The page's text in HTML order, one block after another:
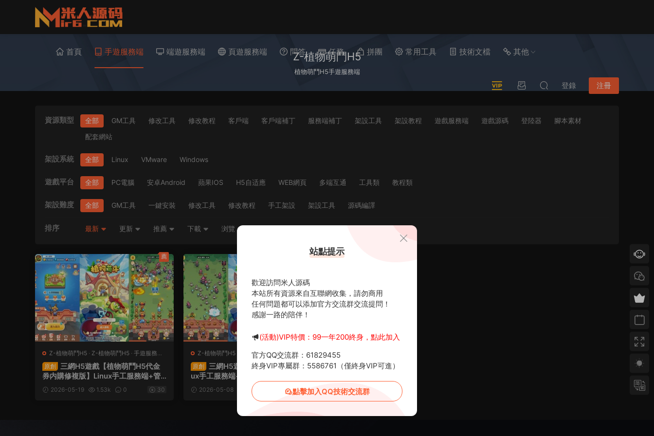
首頁 手遊服務端 端遊服務端 頁遊服務端 問答 任務 拼團 常用工具 技術文檔 其他
登錄 注冊
Z-植物萌鬥H5
植物萌鬥H5手遊服務端
資源類型 全部 GM工具 修改工具 修改教程 客戶端 客戶端補丁 服務端補丁 架設工具 架設教程 遊戲服務端 遊戲源碼 登陸器
腳本素材
配套網站
架設系統 全部 Linux VMware Windows
遊戲平台 全部 PC電腦 安卓Android 蘋果IOS H5自适應 WEB網頁 多端互通 工具類 教程類
架設難度 全部 GM工具 一鍵安裝 修改工具 修改教程 手工架設 架設工具 源碼編譯
排序 最新 更新 推薦 下載 浏覽
Z-植物萌鬥H5 · Z-植物萌鬥H5 · 手遊服務端
頁遊服務端
原創
三網H5遊戲【植物萌鬥H5代金
券内購修複版】Linux手工服務端+管
理後台+CDK授權後台+安卓蘋果雙端
+視頻架設教程
2026-05-19 1.53k 0 30
薦
Z-植物萌鬥H5 Z-植物萌鬥H5·手遊服務端·
頁遊服務端
原創
三網H5遊戲【植物萌鬥H5】Lin
ux手工服務端+簡易安卓+源碼+視頻
架設教程
2026-05-08 870 30
薦
站點提示
歡迎訪問米人源碼
本站所有資源來自互聯網收集，請勿商用
任何問題都可以添加官方交流群交流提問！
感謝一路的陪伴！
(活動)VIP特價：99一年200終身，點此加入
官方QQ交流群：61829455
終身VIP專屬群：5586761（僅終身VIP可進）
點擊加入QQ技術交流群